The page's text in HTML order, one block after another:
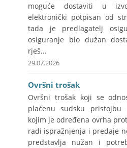
moguće dostaviti u
elektronički potpisan od
tada je predlagatelj
osiguranje bio dužan
rješ...
29.07.2026
Ovršni trošak
Ovršni trošak koji se
plaćenu sudsku
kojim je određena ovrha
radi ispražnjenja i predaje
predstavlja nužan i